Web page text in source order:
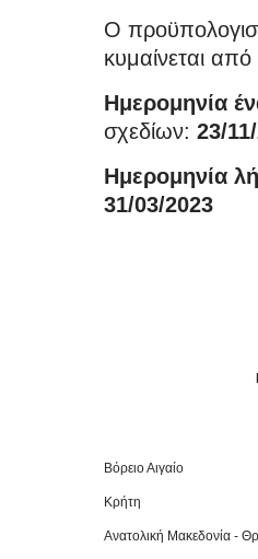
Ο
κυμαίνεται από
Ημερομηνία
σχεδίων: 23/
Ημερομηνία
31/03/2023
Βόρειο Αιγαίο
Κρήτη
Ανατολική Μακεδονία -